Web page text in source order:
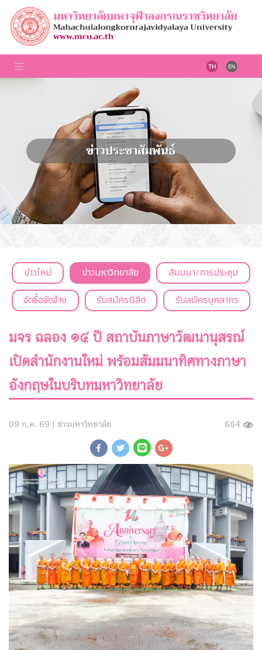
ข่าวประชาสัมพันธ์
ข่าวใหม่ ข่าวมหาวิทยาลัย
สัมมนา/การประชุม
จัดซื้อจัดจ้าง
รับสมัครนิสิต รับสมัครบุคลากร
มจร ฉลอง ๑๔ ปี สถาบันภาษาวัฒนานุสรณ์
เปิดสำนักงานใหม่ พร้อมสัมมนาทิศทางภาษา
อังกฤษในบริบทมหาวิทยาลัย
09 ก.ค. 69 | ข่าวมหาวิทยาลัย 684